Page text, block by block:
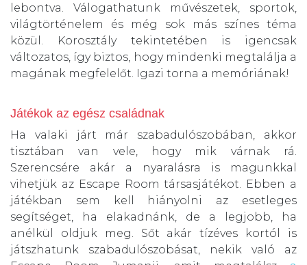
lebontva. Válogathatunk művészetek, sportok,
világtörténelem és még sok más színes téma
közül. Korosztály tekintetében is igencsak
változatos, így biztos, hogy mindenki megtalálja a
magának megfelelőt. Igazi torna a memóriának!
Játékok az egész családnak
Ha valaki járt már szabadulószobában, akkor
tisztában van vele, hogy mik várnak rá.
Szerencsére akár a nyaralásra is magunkkal
vihetjük az Escape Room társasjátékot. Ebben a
játékban sem kell hiányolni az esetleges
segítséget, ha elakadnánk, de a legjobb, ha
anélkül oldjuk meg. Sőt akár tízéves kortól is
játszhatunk szabadulószobásat, nekik való az